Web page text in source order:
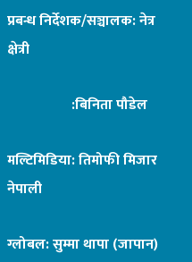
प्रबन्ध निर्देशक/सञ्चालक: नेत्र
क्षेत्री
:बिनिता पौडेल
मल्टिमिडिया: तिमोफी मिजार
नेपाली
ग्लोबल: सुम्मा थापा (जापान)